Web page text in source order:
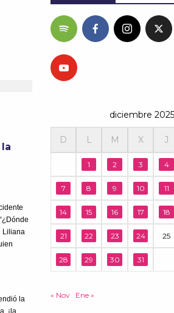
Liliana
la
diciembre 2025
D L M X J
1 2 3 4
7 8 9 10 11
14 15 16 17 18
21 22 23 24 25
28 29 30 31
« Nov Ene »